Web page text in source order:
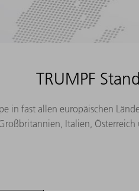
TRUMPF
in fast allen europäischen
Italien,